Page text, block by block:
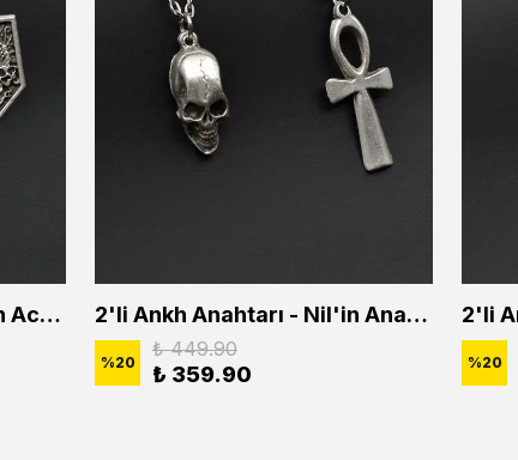
2'li Anime Attack On Titan Acrylic Maria Anime Naruto Erkek Kadın Kolye Seti 2'li Ankh Anahtarı - Nil'in Anahtarı - Kuru Kafa Erkek Kadın Kolye Seti
%20
₺ 449.90
₺ 359.90 %20